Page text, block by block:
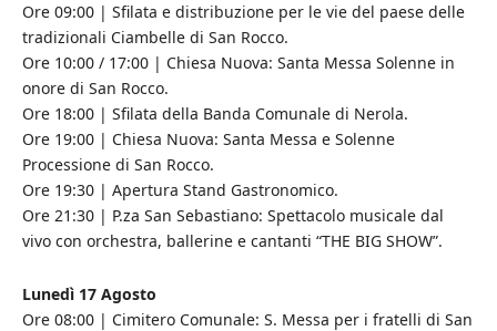
Ore 09:00 | Sfilata e distribuzione per le vie del paese delle
tradizionali Ciambelle di San Rocco.
Ore 10:00 / 17:00 | Chiesa Nuova: Santa Messa Solenne in
onore di San Rocco.
Ore 18:00 | Sfilata della Banda Comunale di Nerola.
Ore 19:00 | Chiesa Nuova: Santa Messa e Solenne
Processione di San Rocco.
Ore 19:30 | Apertura Stand Gastronomico.
Ore 21:30 | P.za San Sebastiano: Spettacolo musicale dal
vivo con orchestra, ballerine e cantanti “THE BIG SHOW”.
Lunedì 17 Agosto
Ore 08:00 | Cimitero Comunale: S. Messa per i fratelli di San